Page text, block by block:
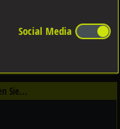
Sie...
Sie...
Social Media